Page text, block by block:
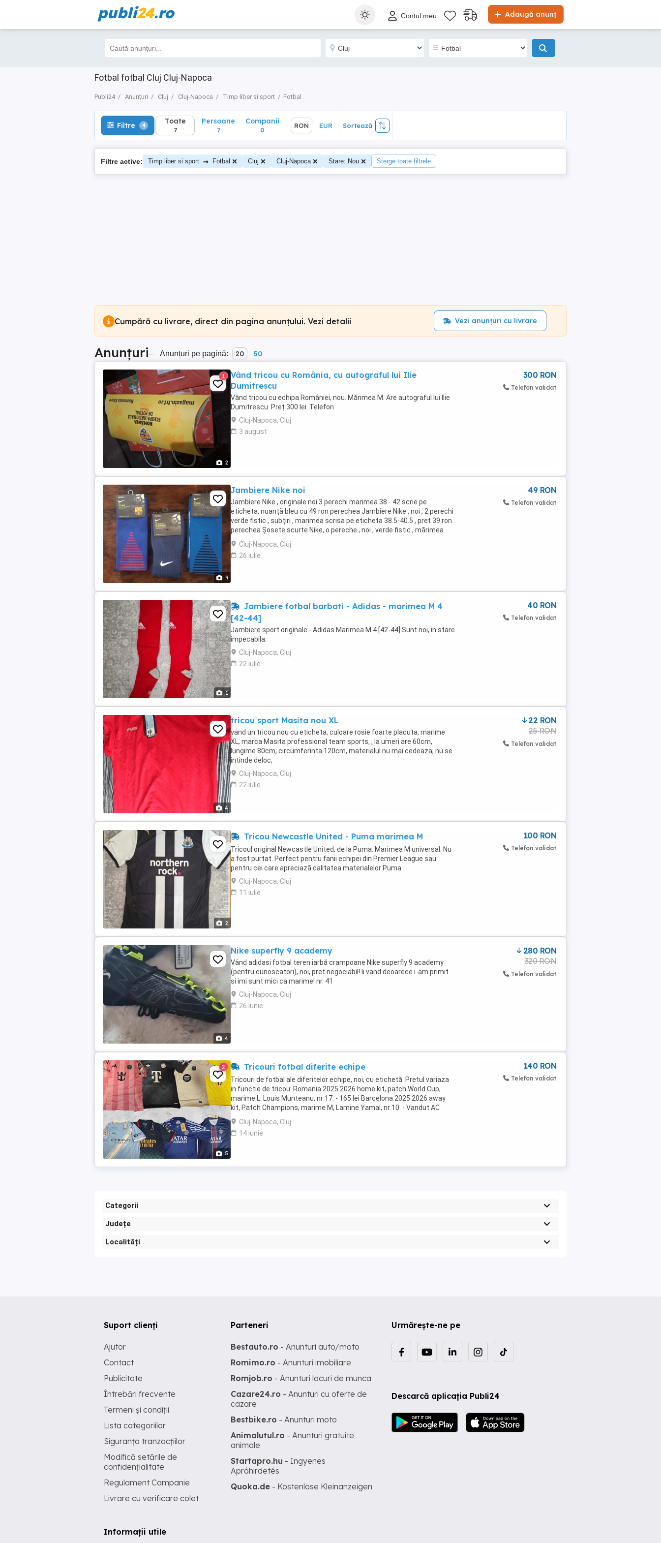
publi24.ro Adaugă anunț
Contul meu
Fotbal fotbal Cluj Cluj-Napoca
Publi24 Anunțuri Cluj Cluj-Napoca Timp liber si sport Fotbal
Filtre 4 Toate
7
Sortează
Filtre 4 Toate
7
Persoane
7
Companii
0
RON EUR Sortează
Filtre active: Timp liber si sport → Fotbal Cluj Cluj-Napoca Stare: Nou Șterge toate filtrele
Cumpără cu livrare, direct din pagina anunțului. Vezi detalii Vezi anunțuri cu livrare
Anunțuri– Anunțuri pe pagină: 20 50
2
1
Vând tricou cu România, cu autograful lui Ilie
Dumitrescu
Vând tricou cu echipa României, nou. Mărimea M. Are autograful lui Ilie
Dumitrescu. Preț 300 lei. Telefon
Cluj-Napoca, Cluj
3 august
300 RON
Telefon validat
9
Jambiere Nike noi
Jambiere Nike , originale noi 3 perechi marimea 38 - 42 scrie pe
eticheta, nuanță bleu cu 49 ron perechea Jambiere Nike , noi , 2 perechi
verde fistic , subțiri , marimea scrisa pe eticheta 38.5-40.5 , pret 39 ron
perechea Șosete scurte Nike, o pereche , noi , verde fistic , mărimea
scrisa pe eticheta ...
Cluj-Napoca, Cluj
26 iulie
49 RON
Telefon validat
1
Jambiere fotbal barbati - Adidas - marimea M 4
[42-44]
Jambiere sport originale - Adidas Marimea M 4 [42-44] Sunt noi, in stare
impecabila.
Cluj-Napoca, Cluj
22 iulie
40 RON
Telefon validat
4
tricou sport Masita nou XL
vand un tricou nou cu eticheta, culoare rosie foarte placuta, marime
XL, marca Masita professional team sports, , la umeri are 60cm,
lungime 80cm, circumferinta 120cm, materialul nu mai cedeaza, nu se
intinde deloc,
Cluj-Napoca, Cluj
22 iulie
22 RON
25 RON
Telefon validat
2
Tricou Newcastle United - Puma marimea M
Tricoul original Newcastle United, de la Puma. Marimea M universal. Nu
a fost purtat. Perfect pentru fanii echipei din Premier League sau
pentru cei care apreciază calitatea materialelor Puma.
Cluj-Napoca, Cluj
11 iulie
100 RON
Telefon validat
4
Nike superfly 9 academy
Vând adidasi fotbal teren iarbă crampoane Nike superfly 9 academy
(pentru cunoscatori), noi, pret negociabil! Ii vand deoarece i-am primit
si imi sunt mici ca marime! nr. 41
Cluj-Napoca, Cluj
26 iunie
280 RON
320 RON
Telefon validat
5
2 Tricouri fotbal diferite echipe
Tricouri de fotbal ale diferitelor echipe, noi, cu etichetă. Pretul variaza
in functie de tricou: Romania 2025 2026 home kit, patch World Cup,
marime L. Louis Munteanu, nr 17. - 165 lei Barcelona 2025 2026 away
kit, Patch Champions, marime M, Lamine Yamal, nr 10. - Vandut AC
Milan special ...
Cluj-Napoca, Cluj
14 iunie
140 RON
Telefon validat
Categorii
Județe
Localități
Urmărește-ne pe
Descarcă aplicația Publi24
Suport clienți
Ajutor
Contact
Publicitate
Întrebări frecvente
Termeni și condiții
Lista categoriilor
Siguranța tranzacțiilor
Modifică setările de
confidențialitate
Regulament Campanie
Livrare cu verificare colet
Informații utile
Parteneri
Bestauto.ro - Anunturi auto/moto
Romimo.ro - Anunturi imobiliare
Romjob.ro - Anunturi locuri de munca
Cazare24.ro - Anunturi cu oferte de
cazare
Bestbike.ro - Anunturi moto
Animalutul.ro - Anunturi gratuite
animale
Startapro.hu - Ingyenes
Apróhirdetés
Quoka.de - Kostenlose Kleinanzeigen